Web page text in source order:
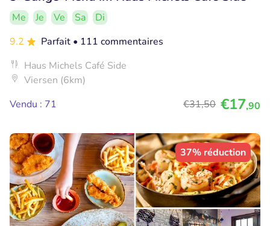
Me Je Ve Sa
Di
9.2
Parfait • 111 commentaires
Haus Michels Café Side
Viersen (6km)
Vendu : 71
€31,50 €17,90
37% réduction